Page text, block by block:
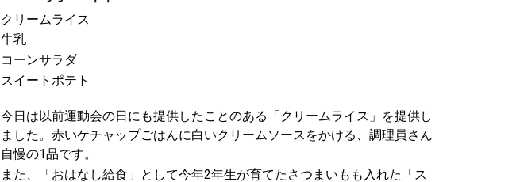
クリームライス
牛乳
コーンサラダ
スイートポテト
今日は以前運動会の日にも提供したことのある「クリームライス」を提供し
ました。赤いケチャップごはんに白いクリームソースをかける、調理員さん
自慢の1品です。
また、「おはなし給食」として今年2年生が育てたさつまいもも入れた「ス